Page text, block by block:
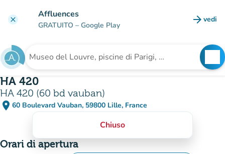
clear Affluences
GRATUITO – Google Play arrow_forward vedi
Cerca una struttura
HA 420
HA 420 (60 bd vauban)
place 60 Boulevard Vauban, 59800 Lille, France
(apri in Google Maps)
(nuova scheda)
Chiuso
Orari di apertura